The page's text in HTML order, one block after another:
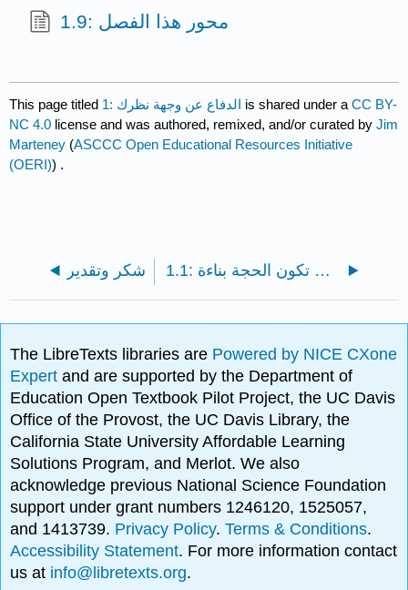
1.9: محور هذا الفصل
This page titled 1: الدفاع عن وجهة نظرك is shared under aCC BY-
NC 4.0 license and was authored, remixed, and/or curated byJim
Marteney (ASCCC Open Educational Resources Initiative
(OERI)) .
شكر وتقدير 1.1: يمكن أن تكون الحجة بناءة
The LibreTexts libraries are Powered by NICE CXone
Expertand are supported by the Department of
Education Open Textbook Pilot Project, the UC Davis
Office of the Provost, the UC Davis Library, the
California State University Affordable Learning
Solutions Program, and Merlot. We also
acknowledge previous National Science Foundation
support under grant numbers 1246120, 1525057,
and 1413739. Privacy Policy.Terms & Conditions.
Accessibility Statement. For more information contact
us at info@libretexts.org.